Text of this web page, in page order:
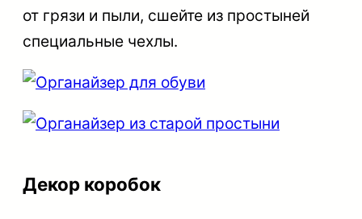
от грязи и пыли, сшейте из простыней
специальные чехлы.
Декор коробок